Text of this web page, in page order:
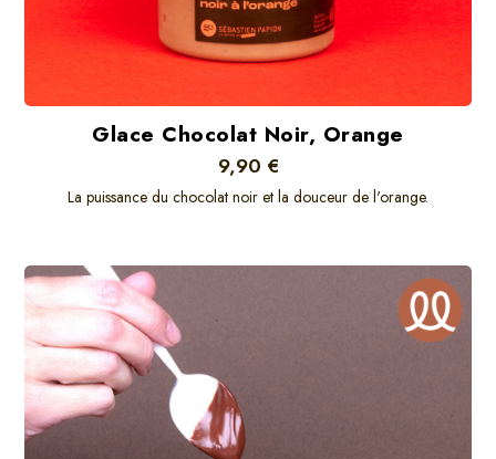
Glace Chocolat Noir, Orange
9,90 €
La puissance du chocolat noir et la douceur de l'orange.